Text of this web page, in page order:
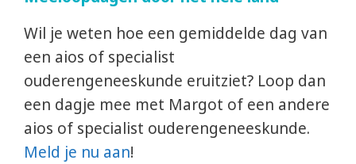
Wil je weten hoe een gemiddelde dag van
een aios of specialist
ouderengeneeskunde eruitziet? Loop dan
een dagje mee met Margot of een andere
aios of specialist ouderengeneeskunde.
Meld je nu aan!